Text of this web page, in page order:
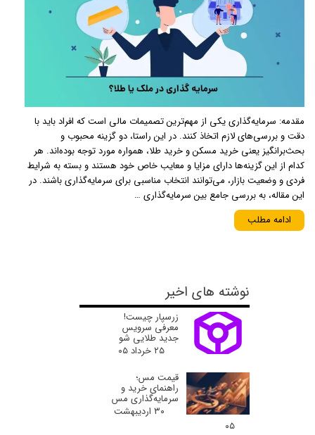
مقدمه: سرمایه‌گذاری یکی از مهم‌ترین تصمیمات مالی است که افراد باید با
دقت و بررسی‌های لازم اتخاذ کنند. در این راستا، دو گزینه محبوب و
بحث‌برانگیز یعنی خرید مسکن و خرید طلا، همواره مورد توجه بوده‌اند. هر
کدام از این گزینه‌ها دارای مزایا و معایب خاص خود هستند و بسته به شرایط
فردی و وضعیت بازار، می‌توانند انتخاب مناسبی برای سرمایه‌گذاری باشند. در
این مقاله، به بررسی جامع بین سرمایه‌گذاری …
ادامه مطلب
نوشته های اخیر
زرسپار چیست!
معرفی سرویس
جدید طلایی شو
۲۵ خرداد ۰۵
قیمت مس؛
راهنمای خرید و
سرمایه‌گذاری مس
۳۰ اردیبهشت
۰۵